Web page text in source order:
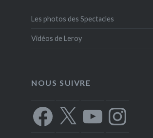
Les photos des Spectacles
Vidéos de Leroy
NOUS SUIVRE
Facebook YouTube Instagram